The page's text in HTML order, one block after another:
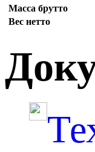
Масса брутто
Вес нетто